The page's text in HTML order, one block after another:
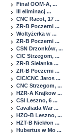
Finał OOM-A, ...
III eliminacj ...
CNC Racot, 17 ...
ZR-B Poczerni ...
Woltyżerka w ...
ZR-B Poczerni ...
CSN Drzonków, ...
CIC Strzegom, ...
ZR-B Sielanka ...
ZR-B Poczerni ...
CIC/CNC Jaros ...
CNC Strzegom, ...
HZR-A Krajkow ...
CSI Leszno, 6 ...
Cavaliada War ...
HZO-B Leszno, ...
HZT-B Niekłon ...
Hubertus w Mo ...